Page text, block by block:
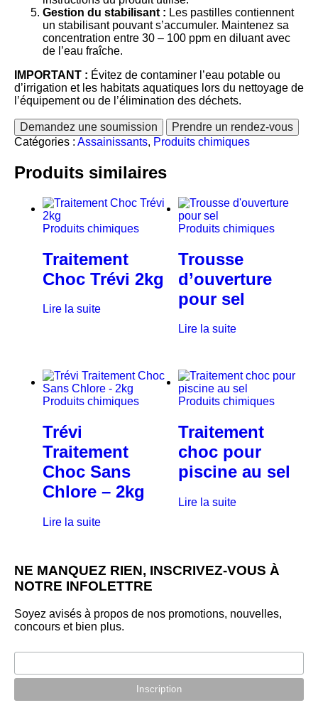
Gestion du stabilisant : Les pastilles contiennent
un stabilisant pouvant s’accumuler. Maintenez sa
concentration entre 30 – 100 ppm en diluant avec
de l’eau fraîche.
IMPORTANT : Évitez de contaminer l’eau potable ou
d’irrigation et les habitats aquatiques lors du nettoyage de
l’équipement ou de l’élimination des déchets.
Demandez une soumission
Prendre un rendez-vous
Catégories : Assainissants, Produits chimiques
Produits similaires
Produits chimiques
Traitement
Choc Trévi 2kg
Lire la suite
Produits chimiques
Trousse
d’ouverture
pour sel
Lire la suite
Produits chimiques
Trévi
Traitement
Choc Sans
Chlore – 2kg
Lire la suite
Produits chimiques
Traitement
choc pour
piscine au sel
Lire la suite
NE MANQUEZ RIEN, INSCRIVEZ-VOUS À
NOTRE INFOLETTRE
Soyez avisés à propos de nos promotions, nouvelles,
concours et bien plus.